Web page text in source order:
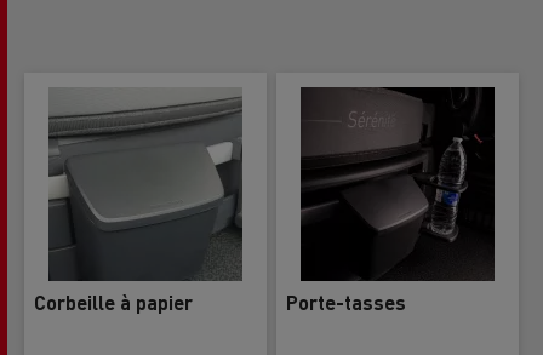
Corbeille à papier Porte-tasses